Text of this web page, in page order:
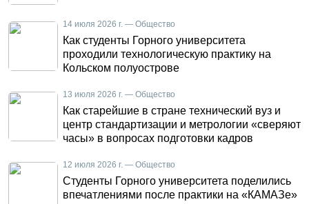
14 июля 2026 г. — Общество
Как студенты Горного университета
проходили технологическую практику на
Кольском полуострове
13 июля 2026 г. — Общество
Как старейшие в стране технический вуз и
центр стандартизации и метрологии «сверяют
часы» в вопросах подготовки кадров
12 июля 2026 г. — Общество
Студенты Горного университета поделились
впечатлениями после практики на «КАМАЗе»